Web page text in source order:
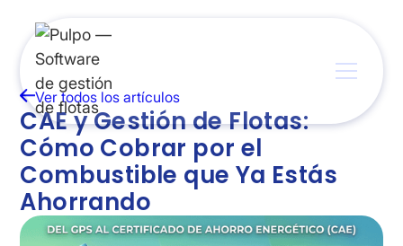
Ver todos los artículos
CAE y Gestión de Flotas:
Cómo Cobrar por el
Combustible que Ya Estás
Ahorrando